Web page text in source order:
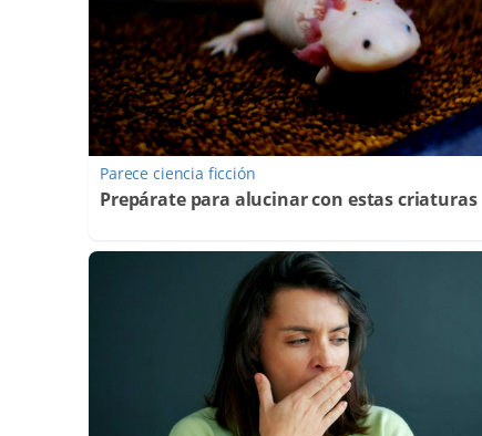
Parece ciencia ficción
Prepárate para alucinar con estas criaturas